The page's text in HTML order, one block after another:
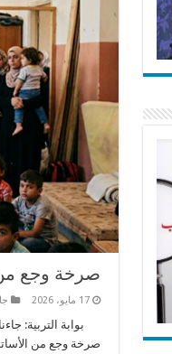
صرخة وجع من
17 مايو، 2026
بوابة التربية:
صرخة وجع من